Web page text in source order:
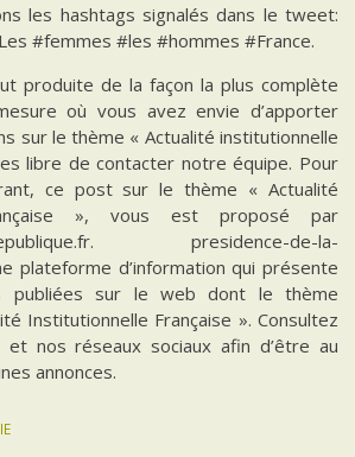
les hashtags signalés dans le tweet:
#femmes #les #hommes #France.
produite de la façon la plus complète
où vous avez envie d’apporter
sur le thème « Actualité institutionnelle
libre de contacter notre équipe. Pour
ce post sur le thème « Actualité
», vous est proposé par
republique.fr. presidence-de-la-
plateforme d’information qui présente
publiées sur le web dont le thème
Institutionnelle Française ». Consultez
nos réseaux sociaux afin d’être au
annonces.